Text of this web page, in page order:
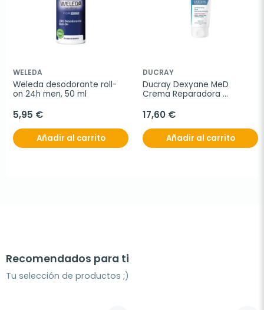
WELEDA
Weleda desodorante roll-
on 24h men, 50 ml
5,95 €
Añadir al carrito
DUCRAY
Ducray Dexyane MeD
Crema Reparadora
17,60 €
Añadir al carrito
Recomendados para ti
Tu selección de productos ;)